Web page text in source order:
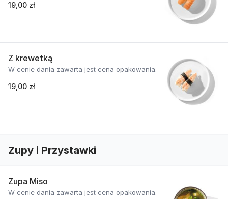
19,00 zł
Z krewetką
W cenie dania zawarta jest cena opakowania.
19,00 zł
Zupy i Przystawki
Zupa Miso
W cenie dania zawarta jest cena opakowania.